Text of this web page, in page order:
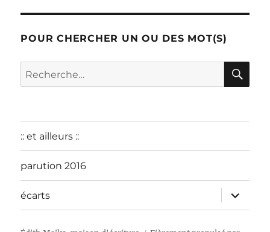
POUR CHERCHER UN OU DES MOT(S)
Recherche
pour :
:: et ailleurs ::
parution 2016
écarts
ouvrir
le
sous-